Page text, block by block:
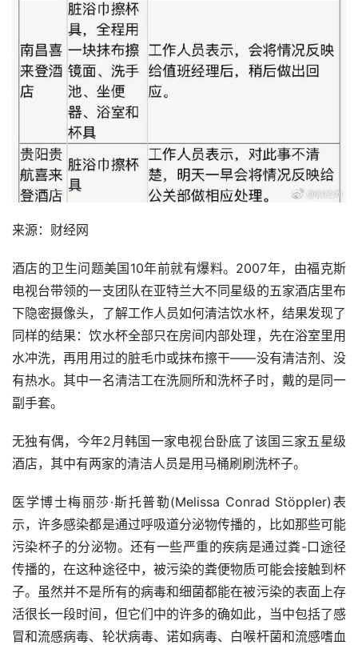
来源：财经网
酒店的卫生问题美国10年前就有爆料。2007年，由福克斯
电视台带领的一支团队在亚特兰大不同星级的五家酒店里布
下隐密摄像头，了解工作人员如何清洁饮水杯，结果发现了
同样的结果：饮水杯全部只在房间内部处理，先在浴室里用
水冲洗，再用用过的脏毛巾或抹布擦干——没有清洁剂、没
有热水。其中一名清洁工在洗厕所和洗杯子时，戴的是同一
副手套。
无独有偶，今年2月韩国一家电视台卧底了该国三家五星级
酒店，其中有两家的清洁人员是用马桶刷刷洗杯子。
医学博士梅丽莎·斯托普勒(Melissa Conrad Stöppler)表
示，许多感染都是通过呼吸道分泌物传播的，比如那些可能
污染杯子的分泌物。还有一些严重的疾病是通过粪-口途径
传播的，在这种途径中，被污染的粪便物质可能会接触到杯
子。虽然并不是所有的病毒和细菌都能在被污染的表面上存
活很长一段时间，但它们中的许多的确如此，当中包括了感
冒和流感病毒、轮状病毒、诺如病毒、白喉杆菌和流感嗜血